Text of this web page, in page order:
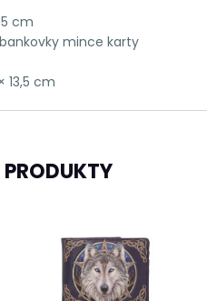
cm
mince karty
13,5 cm